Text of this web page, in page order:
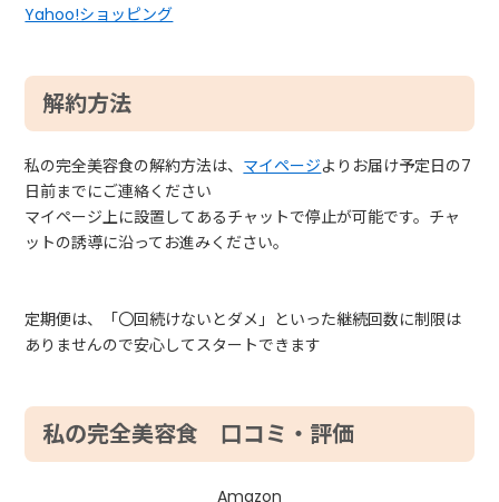
Yahoo!ショッピング
解約方法
私の完全美容食の解約方法は、 マイページよりお届け予定日の7
日前までにご連絡ください
マイページ上に設置してあるチャットで停止が可能です。チャ
ットの誘導に沿ってお進みください。
定期便は、「〇回続けないとダメ」といった継続回数に制限は
ありませんので安心してスタートできます
私の完全美容食 口コミ・評価
Amazon